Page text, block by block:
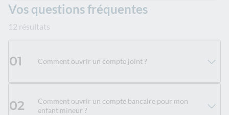
Vos questions fréquentes
12 résultats
01 Comment ouvrir un compte joint ?
02
Comment ouvrir un compte bancaire pour mon
enfant mineur ?